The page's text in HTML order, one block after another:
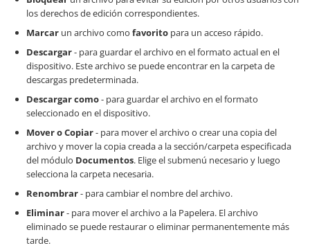
los derechos de edición correspondientes.
Marcar un archivo como favorito para un acceso rápido.
Descargar- para guardar el archivo en el formato actual en el
dispositivo. Este archivo se puede encontrar en la carpeta de
descargas predeterminada.
Descargar como- para guardar el archivo en el formato
seleccionado en el dispositivo.
Mover o Copiar- para mover el archivo o crear una copia del
archivo y mover la copia creada a la sección/carpeta especificada
del módulo Documentos. Elige el submenú necesario y luego
selecciona la carpeta necesaria.
Renombrar- para cambiar el nombre del archivo.
Eliminar- para mover el archivo a la Papelera. El archivo
eliminado se puede restaurar o eliminar permanentemente más
tarde.